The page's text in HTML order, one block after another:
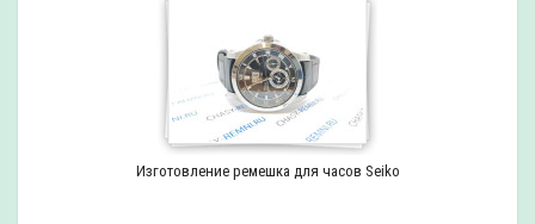
Изготовление ремешка для часов Seiko